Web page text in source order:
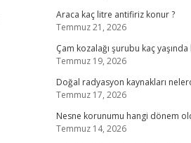
Araca kaç litre antifiriz konur ?
Temmuz 21, 2026
Çam kozalağı şurubu kaç yaşında
Temmuz 19, 2026
Doğal radyasyon kaynakları
Temmuz 17, 2026
Nesne korunumu hangi dönem
Temmuz 14, 2026